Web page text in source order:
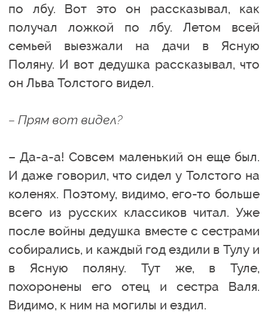
по лбу. Вот это он рассказывал, как
получал ложкой по лбу. Летом всей
семьей выезжали на дачи в Ясную
Поляну. И вот дедушка рассказывал, что
он Льва Толстого видел.
– Прям вот видел?
– Да-а-а! Совсем маленький он еще был.
И даже говорил, что сидел у Толстого на
коленях. Поэтому, видимо, его-то больше
всего из русских классиков читал. Уже
после войны дедушка вместе с сестрами
собирались, и каждый год ездили в Тулу и
в Ясную поляну. Тут же, в Туле,
похоронены его отец и сестра Валя.
Видимо, к ним на могилы и ездил.